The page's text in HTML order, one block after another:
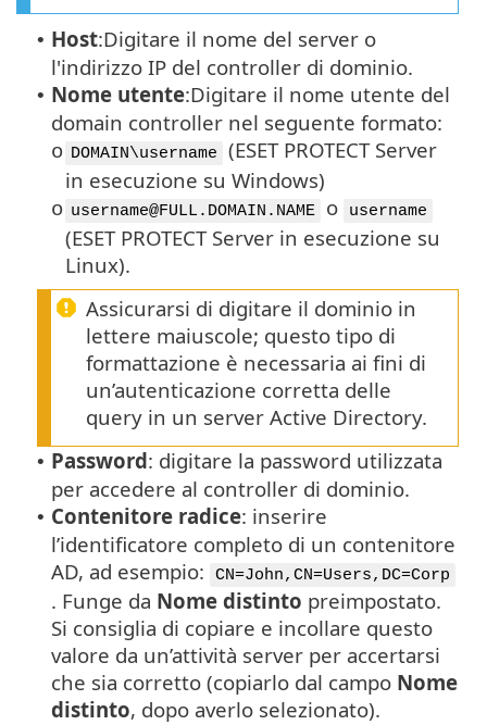
• Host:Digitare il nome del server o
l'indirizzo IP del controller di dominio.
• Nome utente:Digitare il nome utente del
domain controller nel seguente formato:
o DOMAIN\username
(ESET PROTECT Server
in esecuzione su Windows)
o username@FULL.DOMAIN.NAME o username
(ESET PROTECT Server in esecuzione su
Linux).
Assicurarsi di digitare il dominio in
lettere maiuscole; questo tipo di
formattazione è necessaria ai fini di
un’autenticazione corretta delle
query in un server Active Directory.
• Password: digitare la password utilizzata
per accedere al controller di dominio.
• Contenitore radice: inserire
l’identificatore completo di un contenitore
AD, ad esempio:
CN=John,CN=Users,DC=Corp
. Funge da Nome distinto preimpostato.
Si consiglia di copiare e incollare questo
valore da un’attività server per accertarsi
che sia corretto (copiarlo dal campo Nome
distinto, dopo averlo selezionato).